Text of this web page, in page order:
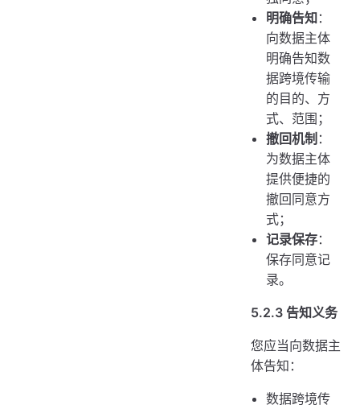
明确告知：
向数据主体
明确告知数
据跨境传输
的目的、方
式、范围；
撤回机制 ：
为数据主体
提供便捷的
撤回同意方
式；
记录保存：
保存同意记
录。
5.2.3 告知义务
您应当向数据主
体告知：
数据跨境传